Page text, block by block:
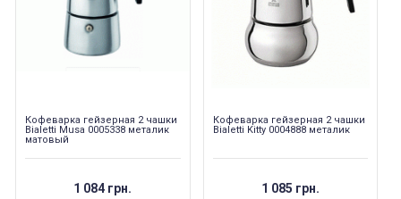
Кофеварка гейзерная 2 чашки
Bialetti Musa 0005338 металик
матовый
1 084 грн.
Кофеварка гейзерная 2 чашки
Bialetti Kitty 0004888 металик
1 085 грн.